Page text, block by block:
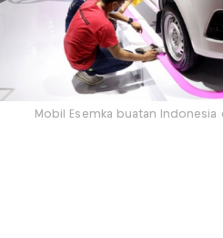
Mobil Esemka buatan Indonesia